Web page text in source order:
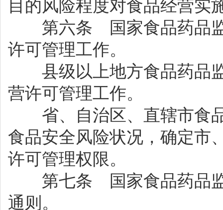
目的风险程度对食品经营实
第六条 国家食品药品监
许可管理工作。
县级以上地方食品药品监
营许可管理工作。
省、自治区、直辖市食品
食品安全风险状况，确定市
许可管理权限。
第七条 国家食品药品监
通则。